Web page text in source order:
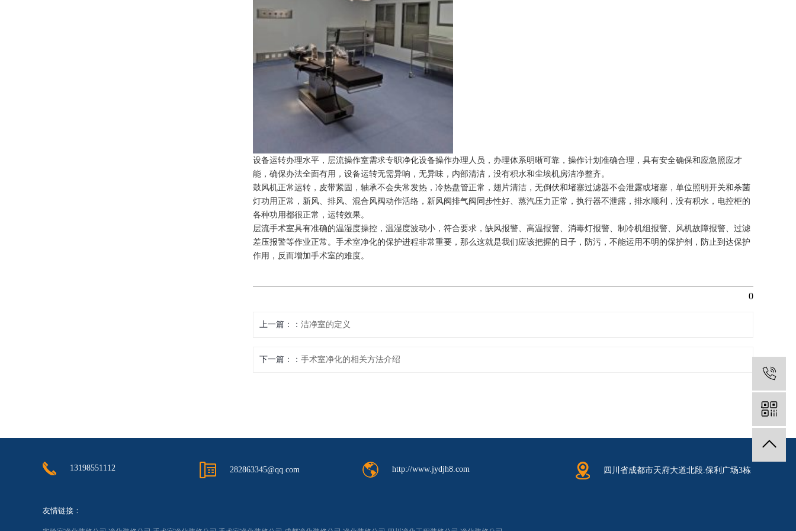
设备运转办理水平，层流操作室需求专职净化设备操作办理人员，办理体系明晰可靠，操作计划准确合理，具有安全确保和应急照应才
能，确保办法全面有用，设备运转无需异响，无异味，内部清洁，没有积水和尘埃机房洁净整齐。
鼓风机正常运转，皮带紧固，轴承不会失常发热，冷热盘管正常，翅片清洁，无倒伏和堵塞过滤器不会泄露或堵塞，单位照明开关和杀菌
灯功用正常，新风、排风、混合风阀动作活络，新风阀排气阀同步性好、蒸汽压力正常，执行器不泄露，排水顺利，没有积水，电控柜的
各种功用都很正常，运转效果。
层流手术室具有准确的温湿度操控，温湿度波动小，符合要求，缺风报警、高温报警、消毒灯报警、制冷机组报警、风机故障报警、过滤
差压报警等作业正常。手术室净化的保护进程非常重要，那么这就是我们应该把握的日子，防污，不能运用不明的保护剂，防止到达保护
作用，反而增加手术室的难度。
0
上一篇： 洁净室的定义
下一篇： 手术室净化的相关方法介绍
13198551112 282863345@qq.com http://www.jydjh8.com 四川省成都市天府大道北段.保利广场3栋
友情链接：